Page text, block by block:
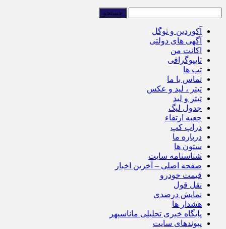
آکوردین و توگل
آگهی های دولتی
اکانت من
تایپوگرافی
تب ها
تماس با ما
تیتر ، لید و عکس
تیتر و لید
جدول لیگ
جعبه ارتقاء
دراپ کپ
درباره ما
ستون ها
شناسنامه سایت
صفحه اصلی – آخرین اخبار
قیمت خودرو
نقل قول
نمایش درصدی
هشدار ها
پایگاه خبری تحلیلی ماناسپهر
پیوندهای سایت